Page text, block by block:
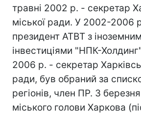
травні 2002 р. - секретар
міської ради. У 2002-2006
президент АТВТ з
інвестиціями "НПК-
2006 р. - секретар
ради, був обраний за
регіонів, член ПР. З
міського голови Харкова